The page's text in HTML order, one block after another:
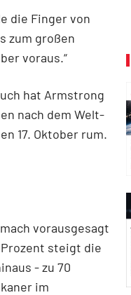
die Finger von
zum großen
voraus.“
hat Armstrong
nach dem Welt-
17. Oktober rum.
vorausgesagt
steigt die
- zu 70
im